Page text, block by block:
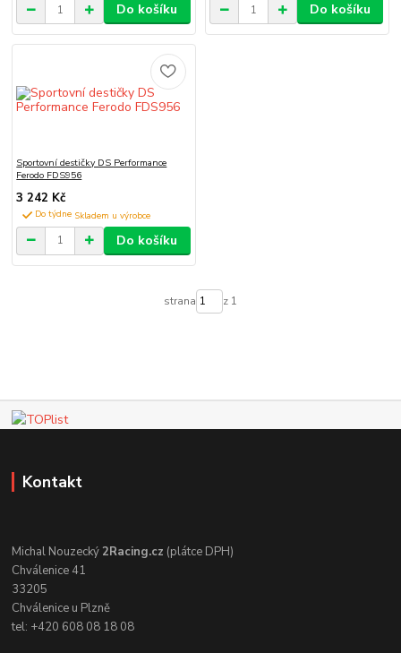
Do košíku Do košíku
Sportovní destičky DS Performance
Ferodo FDS956
3 242 Kč
Do týdne
Do košíku
strana z 1
Kontakt
Michal Nouzecký2Racing.cz (plátce DPH)
Chválenice 41
33205
Chválenice u Plzně
tel: +420 608 08 18 08